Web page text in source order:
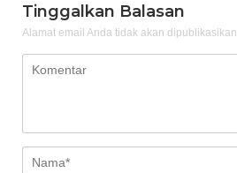
Tinggalkan Balasan
Alamat email Anda tidak akan dipublikasikan.